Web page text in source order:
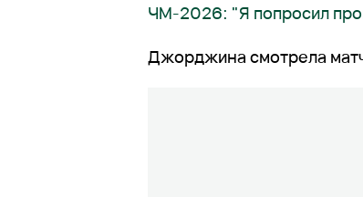
ЧМ-2026: "Я попросил
Джорджина смотрела